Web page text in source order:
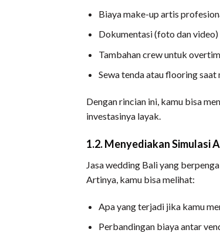
Biaya make-up artis
Dokumentasi (foto dan video)
Tambahan crew untuk
Sewa tenda atau flooring saat
Dengan rincian ini, kamu bisa
investasinya layak.
1.2. Menyediakan Simulasi
Jasa wedding Bali yang
Artinya, kamu bisa melihat:
Apa yang terjadi jika kamu
Perbandingan biaya antar